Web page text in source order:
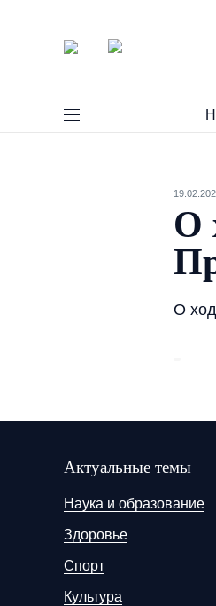
О
О
Актуальные темы
Наука и образование
Здоровье
Спорт
Культура